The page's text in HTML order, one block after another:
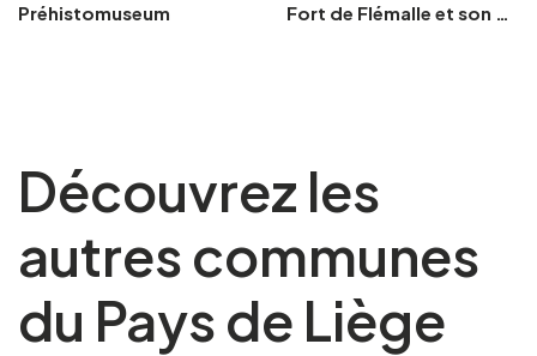
Préhistomuseum Fort de Flémalle et son musée
Découvrez les
autres communes
du Pays de Liège